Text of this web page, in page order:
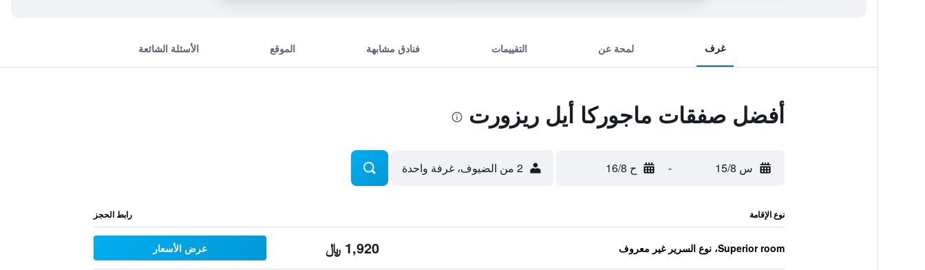
غرف لمحة عن التقييمات فنادق مشابهة الموقع الأسئلة الشائعة
أفضل صفقات ماجوركا أيل ريزورت
س 15/8 - ح 16/8 2 من الضيوف، غرفة واحدة
نوع الإقامة رابط الحجز
Superior room، نوع السرير غير معروف 1,920 ﷼ عرض الأسعار